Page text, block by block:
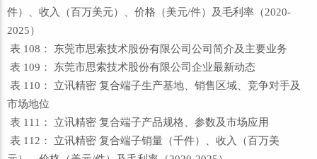
件）、收入（百万美元）、价格（美元/件）及毛利率（2020-
2025）
表 108： 东莞市思索技术股份有限公司公司简介及主要业务
表 109： 东莞市思索技术股份有限公司企业最新动态
表 110： 立讯精密 复合端子生产基地、销售区域、竞争对手及
市场地位
表 111： 立讯精密 复合端子产品规格、参数及市场应用
表 112： 立讯精密 复合端子销量（千件）、收入（百万美